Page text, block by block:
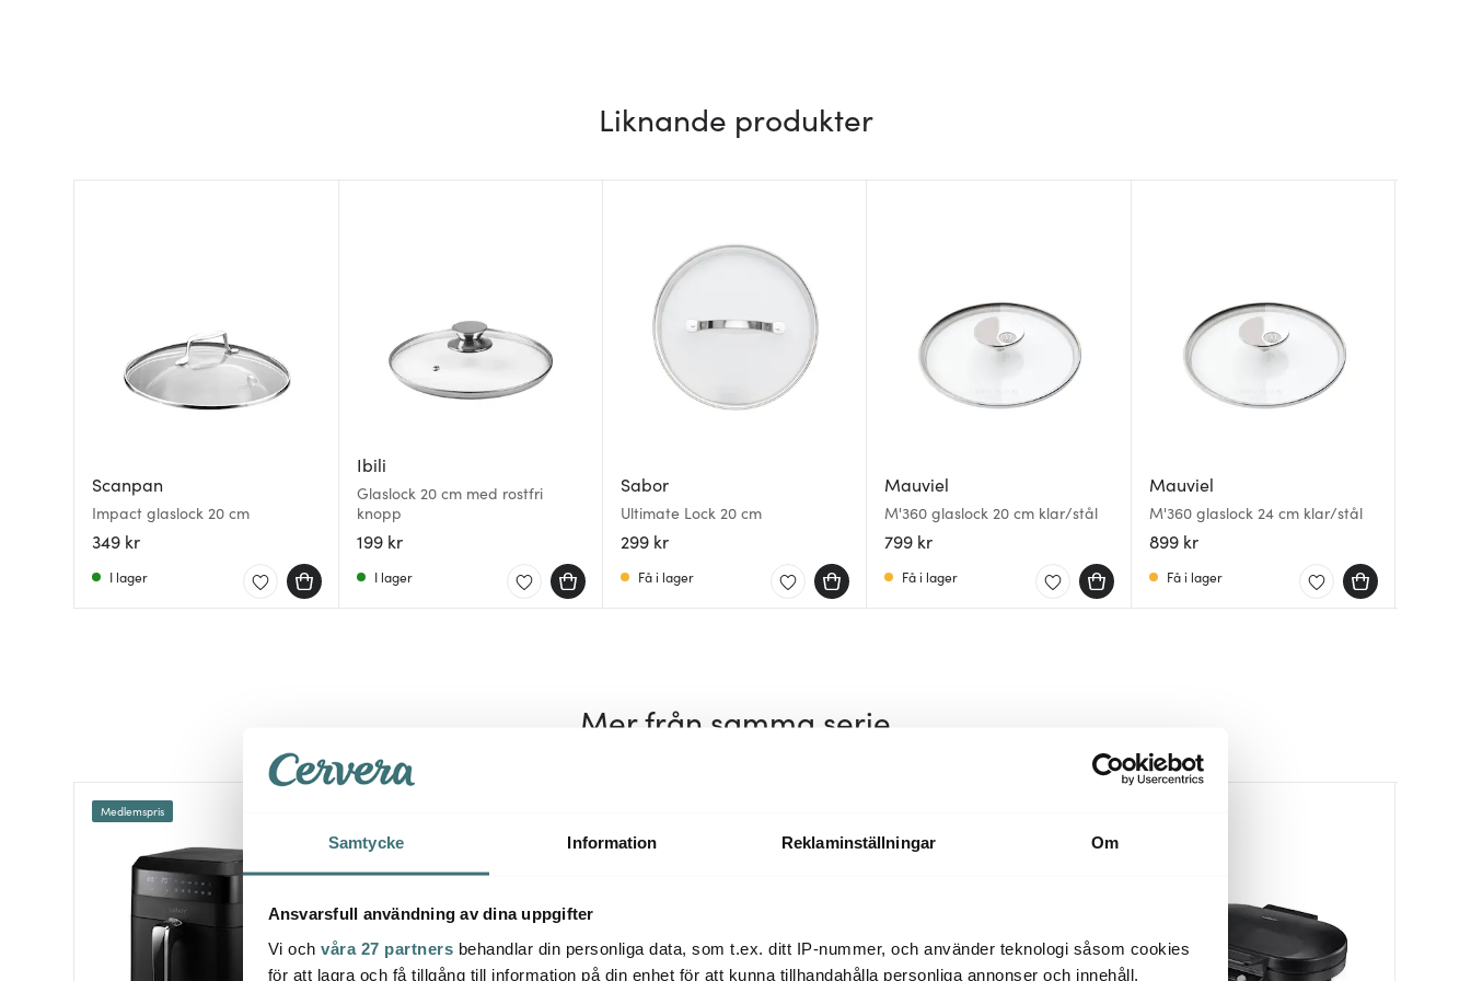
Samtycke Information Reklaminställningar Om
Ansvarsfull användning av dina uppgifter
Vi och våra 27 partners behandlar din personliga data, som t.ex. ditt IP-nummer, och använder teknologi såsom cookies
för att lagra och få tillgång till information på din enhet för att kunna tillhandahålla personliga annonser och innehåll,
Liknande produkter
Scanpan
Impact glaslock 20 cm
349 kr
I lager
Ibili
Glaslock 20 cm med rostfri
knopp
199 kr
I lager
Sabor
Ultimate Lock 20 cm
299 kr
Få i lager
Mauviel
M'360 glaslock 20 cm klar/stål
799 kr
Få i lager
Mauviel
M'360 glaslock 24 cm klar/stål
899 kr
Få i lager
Mer från samma serie
Medlemspris